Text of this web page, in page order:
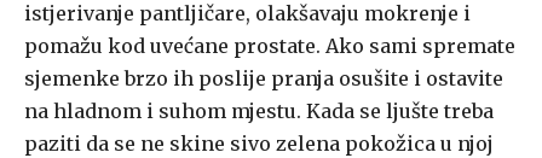
istjerivanje pantljičare, olakšavaju mokrenje i
pomažu kod uvećane prostate. Ako sami spremate
sjemenke brzo ih poslije pranja osušite i ostavite
na hladnom i suhom mjestu. Kada se ljušte treba
paziti da se ne skine sivo zelena pokožica u njoj